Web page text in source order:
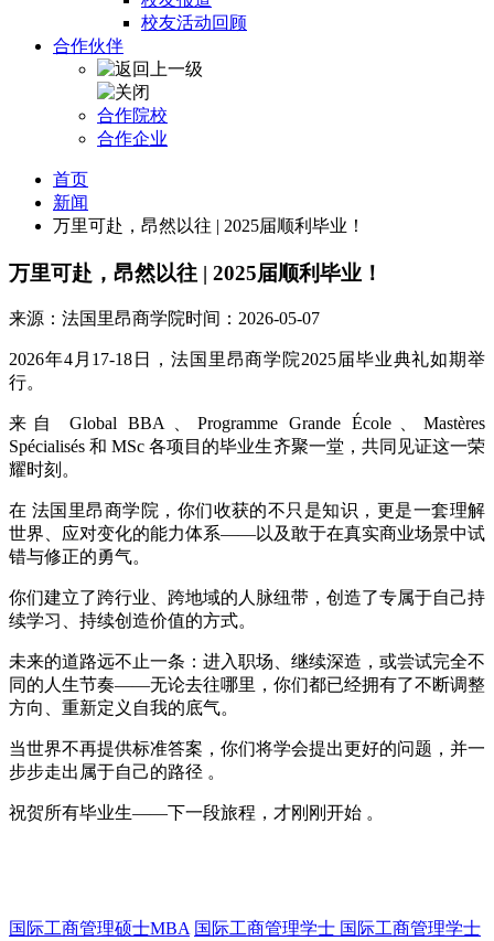
校友活动回顾
合作伙伴
合作院校
合作企业
首页
新闻
万里可赴，昂然以往 | 2025届顺利毕业！
万里可赴，昂然以往 | 2025届顺利毕业！
来源：法国里昂商学院时间：2026-05-07
2026年4月17-18日，法国里昂商学院2025届毕业典礼如期举
行。
来自 Global BBA、Programme Grande École、Mastères
Spécialisés 和 MSc 各项目的毕业生齐聚一堂，共同见证这一荣
耀时刻。
在 法国里昂商学院，你们收获的不只是知识，更是一套理解
世界、应对变化的能力体系——以及敢于在真实商业场景中试
错与修正的勇气。
你们建立了跨行业、跨地域的人脉纽带，创造了专属于自己持
续学习、持续创造价值的方式。
未来的道路远不止一条：进入职场、继续深造，或尝试完全不
同的人生节奏——无论去往哪里，你们都已经拥有了不断调整
方向、重新定义自我的底气。
当世界不再提供标准答案，你们将学会提出更好的问题，并一
步步走出属于自己的路径 。
祝贺所有毕业生——下一段旅程，才刚刚开始 。
国际工商管理硕士MBA 国际工商管理学士 国际工商管理学士